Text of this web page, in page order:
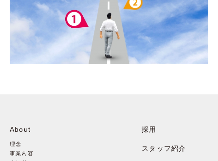
About
理念
事業内容
採用
スタッフ紹介